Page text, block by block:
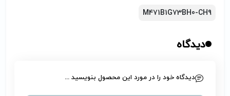
M471B1G73BH0-CH9
دیدگاه
دیدگاه خود را در مورد این محصول بنویسید ...